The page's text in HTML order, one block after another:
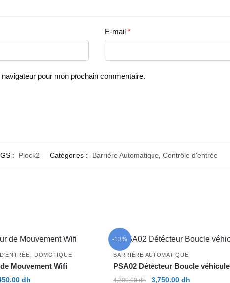
E-mail *
pour mon prochain commentaire.
: Plock2 Catégories : Barriére Automatique Contrôle d'entrée
, DOMOTIQUE
Mouvement Wifi
dhLe
-13%
BARRIÉRE AUTOMATIQUE
PSA02 Détécteur Boucle véhicule
4,300.00dh Le
3,750.00dh